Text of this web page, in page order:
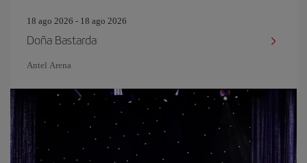
18 ago 2026 - 18 ago 2026
Doña Bastarda
Antel Arena